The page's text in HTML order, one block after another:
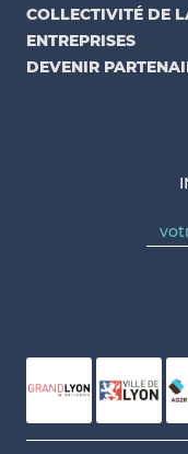
COLLECTIVITÉ DE
ENTREPRISES
DEVENIR